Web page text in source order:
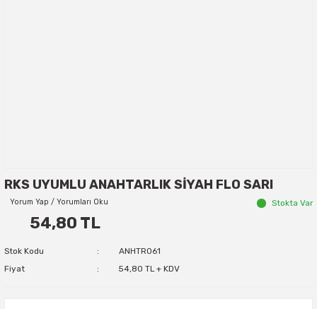
RKS UYUMLU ANAHTARLIK SİYAH FLO SARI
Yorum Yap / Yorumları Oku Stokta Var
54,80 TL
Stok Kodu
ANHTR061
Fiyat
54,80 TL + KDV